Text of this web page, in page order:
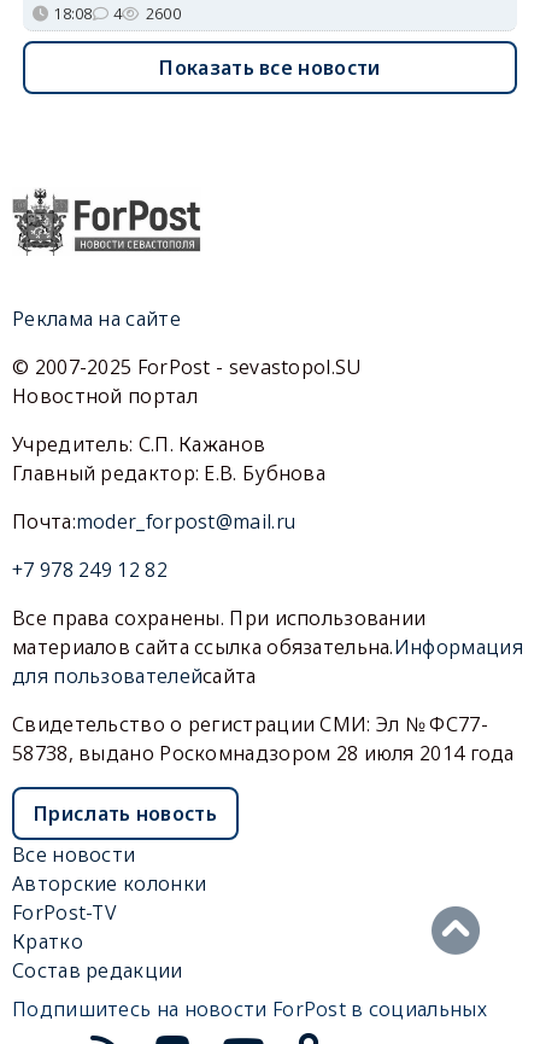
18:08 4 2600
Показать все новости
Реклама на сайте
© 2007-2025 ForPost - sevastopol.SU
Новостной портал
Учредитель: С.П. Кажанов
Главный редактор: Е.В. Бубнова
Почта:moder_forpost@mail.ru
+7 978 249 12 82
Все права сохранены. При использовании
материалов сайта ссылка обязательна.Информация
для пользователейсайта
Свидетельство о регистрации СМИ: Эл № ФС77-
58738, выдано Роскомнадзором 28 июля 2014 года
Прислать новость
Все новости
Авторские колонки
ForPost-TV
Кратко
Состав редакции
Подпишитесь на новости ForPost в социальных